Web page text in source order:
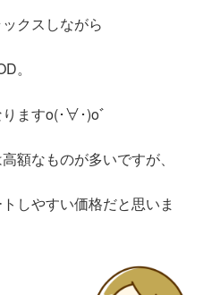
クスしながら
。
ますo(･∀･)oﾞ
額なものが多いですが、
しやすい価格だと思いま